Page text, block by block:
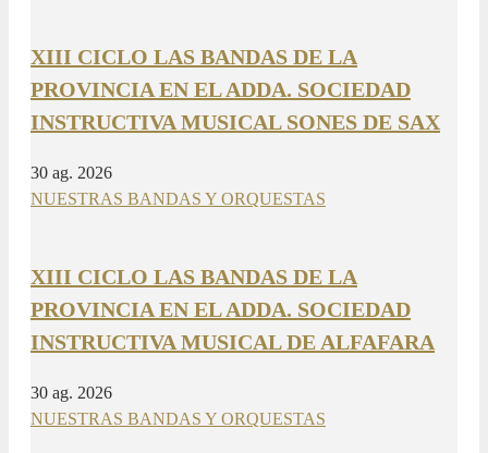
XIII CICLO LAS BANDAS DE LA
PROVINCIA EN EL ADDA. SOCIEDAD
INSTRUCTIVA MUSICAL SONES DE SAX
30 ag. 2026
NUESTRAS BANDAS Y ORQUESTAS
XIII CICLO LAS BANDAS DE LA
PROVINCIA EN EL ADDA. SOCIEDAD
INSTRUCTIVA MUSICAL DE ALFAFARA
30 ag. 2026
NUESTRAS BANDAS Y ORQUESTAS